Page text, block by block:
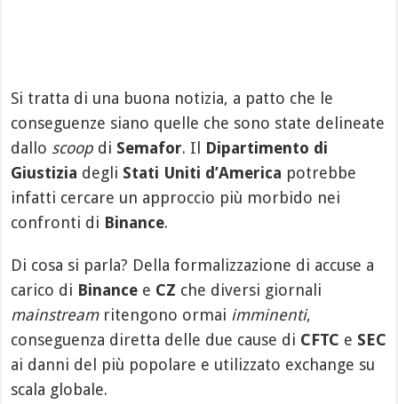
Si tratta di una buona notizia, a patto che le
conseguenze siano quelle che sono state delineate
dallo scoop di Semafor. Il Dipartimento di
Giustizia degli Stati Uniti d’America potrebbe
infatti cercare un approccio più morbido nei
confronti di Binance.
Di cosa si parla? Della formalizzazione di accuse a
carico di Binance e CZ che diversi giornali
mainstreamritengono ormai imminenti,
conseguenza diretta delle due cause di CFTC e SEC
ai danni del più popolare e utilizzato exchange su
scala globale.